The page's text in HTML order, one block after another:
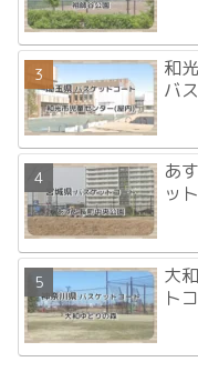
和
バ
あ
ッ
大
ト